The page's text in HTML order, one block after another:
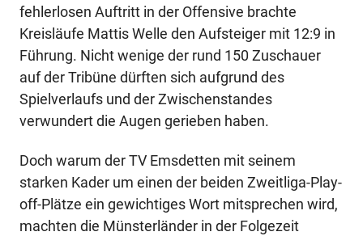
fehlerlosen Auftritt in der Offensive brachte
Kreisläufe Mattis Welle den Aufsteiger mit 12:9 in
Führung. Nicht wenige der rund 150 Zuschauer
auf der Tribüne dürften sich aufgrund des
Spielverlaufs und der Zwischenstandes
verwundert die Augen gerieben haben.
Doch warum der TV Emsdetten mit seinem
starken Kader um einen der beiden Zweitliga-Play-
off-Plätze ein gewichtiges Wort mitsprechen wird,
machten die Münsterländer in der Folgezeit